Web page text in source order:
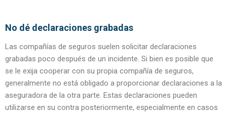
No dé declaraciones grabadas
Las compañías de seguros suelen solicitar declaraciones
grabadas poco después de un incidente. Si bien es posible que
se le exija cooperar con su propia compañía de seguros,
generalmente no está obligado a proporcionar declaraciones a la
aseguradora de la otra parte. Estas declaraciones pueden
utilizarse en su contra posteriormente, especialmente en casos